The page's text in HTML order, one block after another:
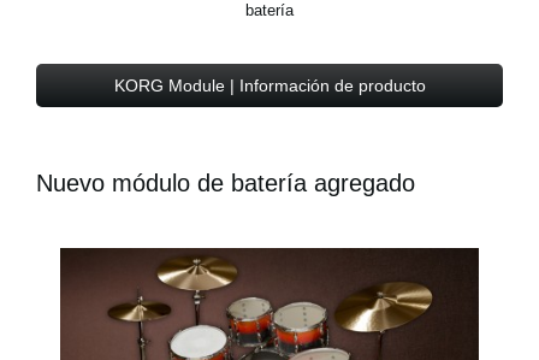
batería
KORG Module | Información de producto
Nuevo módulo de batería agregado